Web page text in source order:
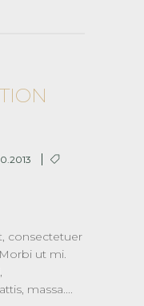
consectetuer
ut mi.
massa....